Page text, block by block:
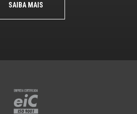
SAIBA MAIS